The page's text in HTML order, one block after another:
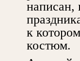
написан,
к
костюм.